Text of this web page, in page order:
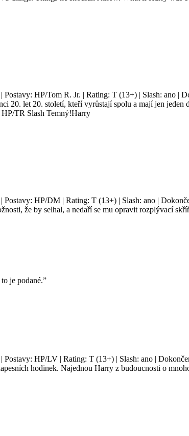
Postavy: HP/Tom R. Jr. | Rating: T (13+) | Slash: ano |
20. let 20. století, kteří vyrůstají spolu a mají jen
HP/TR Slash Temný!Harry
Postavy: HP/DM | Rating: T (13+) | Slash: ano |
že by selhal, a nedaří se mu opravit rozplývací
je podané.”
Postavy: HP/LV | Rating: T (13+) | Slash: ano |
hodinek. Najednou Harry z budoucnosti o